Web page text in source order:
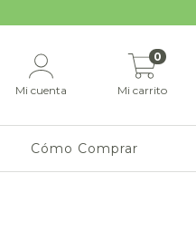
Mi cuenta Mi carrito
0
Cómo Comprar